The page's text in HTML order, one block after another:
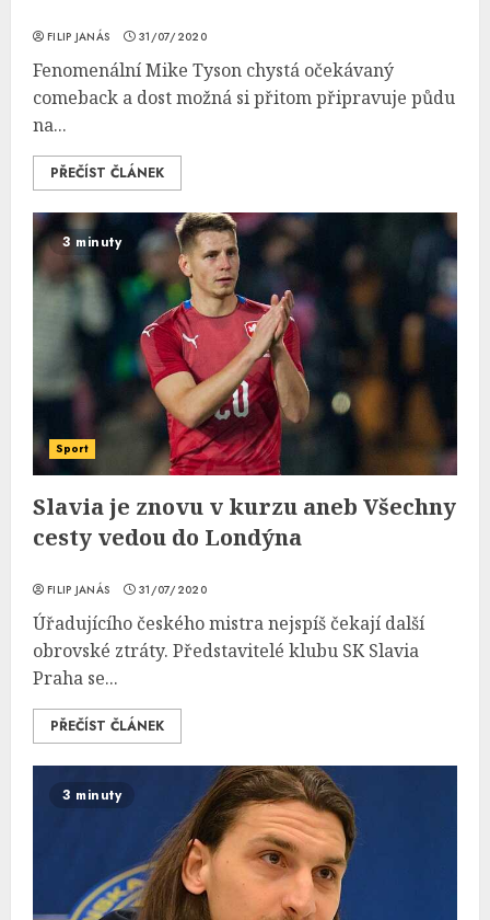
FILIP JANÁS 31/07/2020
Fenomenální Mike Tyson chystá očekávaný
comeback a dost možná si přitom připravuje půdu
na...
PŘEČÍST ČLÁNEK
3 minuty
Sport
Slavia je znovu v kurzu aneb Všechny
cesty vedou do Londýna
FILIP JANÁS 31/07/2020
Úřadujícího českého mistra nejspíš čekají další
obrovské ztráty. Představitelé klubu SK Slavia
Praha se...
PŘEČÍST ČLÁNEK
3 minuty